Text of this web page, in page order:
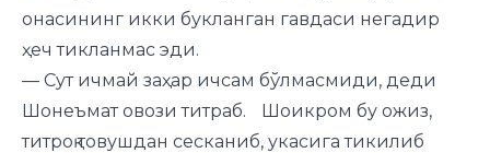
онасининг икки букланган гавдаси негадир
ҳеч тикланмас эди.
— Сут ичмай заҳар ичсам бўлмасмиди, деди
Шонеъмат овози титраб. Шоикром бу ожиз,
титроқ товушдан сесканиб, укасига тикилиб